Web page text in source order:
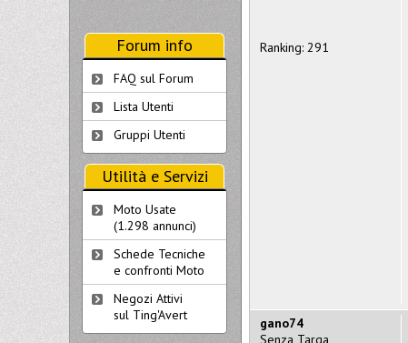
Ranking: 291
gano74
Senza Targa
Forum info
FAQ sul Forum
Lista Utenti
Gruppi Utenti
Utilità e Servizi
Moto Usate
(1.298 annunci)
Schede Tecniche
e confronti Moto
Negozi Attivi
sul Ting'Avert